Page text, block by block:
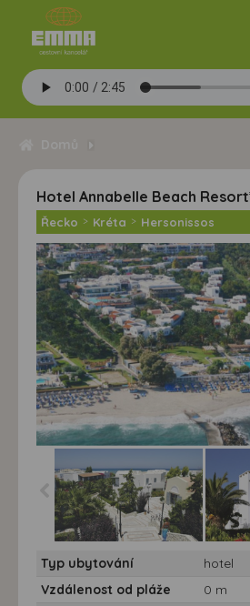
Hotel Annabelle Beach
Řecko > Kréta > Hersonissos
Resort***** - 7 nocí
Typ ubytování
hotel
Vzdálenost od pláže
0 m